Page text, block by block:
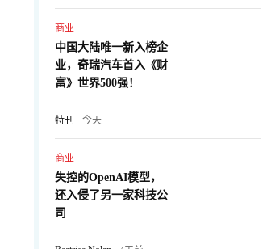
商业
中国大陆唯一新入榜企
业，奇瑞汽车首入《财
富》世界500强！
特刊 今天
商业
失控的OpenAI模型，
还入侵了另一家科技公
司